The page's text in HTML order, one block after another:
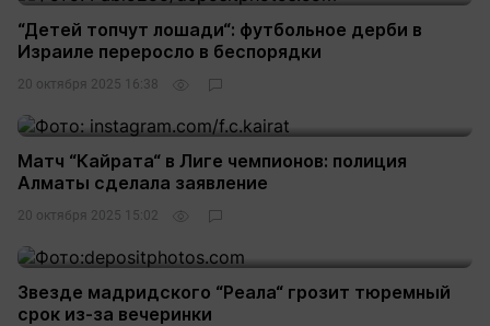
“Детей топчут лошади“: футбольное дерби в
Израиле переросло в беспорядки
20 октября 2025 16:38
Матч “Кайрата“ в Лиге чемпионов: полиция
Алматы сделала заявление
20 октября 2025 15:02
Звезде мадридского “Реала“ грозит тюремный
срок из-за вечеринки